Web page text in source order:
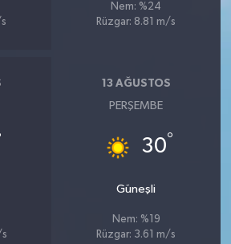
Nem: %24
Rüzgar: 8.81 m/s
13 AĞUSTOS
PERŞEMBE
30°
Güneşli
Nem: %19
Rüzgar: 3.61 m/s